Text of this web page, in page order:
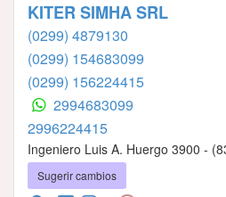
KITER SIMHA SRL
(0299) 4879130
(0299) 154683099
(0299) 156224415
2994683099
2996224415
Ingeniero Luis A. Huergo 3900 -
Sugerir cambios